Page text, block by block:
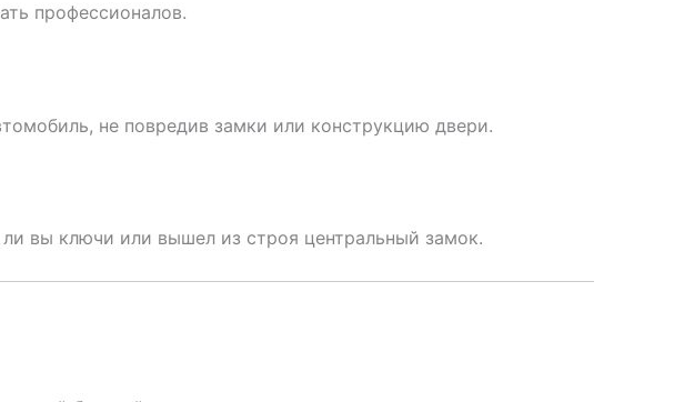
профессионалов.
не повредив замки или конструкцию двери.
вы ключи или вышел из строя центральный замок.